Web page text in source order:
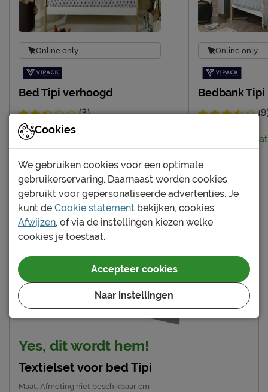
Online only
Bed Tipi verhoogd
(3)
Levertijdindicatie: 2 tot 4 weken
109.-
Online only
Bedbank Tipi
237.-
Yes, dit wordt hem!
Textielset voor bed Tipi
Maat: Afmeting niet beschikbaar cm
Cookies
We gebruiken cookies voor een optimale
gebruikerservaring. Daarnaast worden cookies
gebruikt voor gepersonaliseerde advertenties. Je
kunt de Cookie statement bekijken, cookies
Afwijzen, of via de instellingen kiezen welke
cookies je toestaat.
Naar instellingen
Accepteer cookies